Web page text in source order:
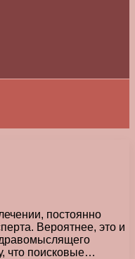
постоянно
Вероятнее, это и
что поисковые…